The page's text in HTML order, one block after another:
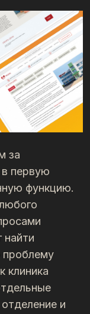
за
первую
функцию.
найти
проблему
клиника
и